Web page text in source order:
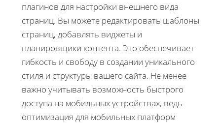
плагинов для настройки внешнего вида
страниц. Вы можете редактировать шаблоны
страниц, добавлять виджеты и
планировщики контента. Это обеспечивает
гибкость и свободу в создании уникального
стиля и структуры вашего сайта. Не менее
важно учитывать возможность быстрого
доступа на мобильных устройствах, ведь
оптимизация для мобильных платформ